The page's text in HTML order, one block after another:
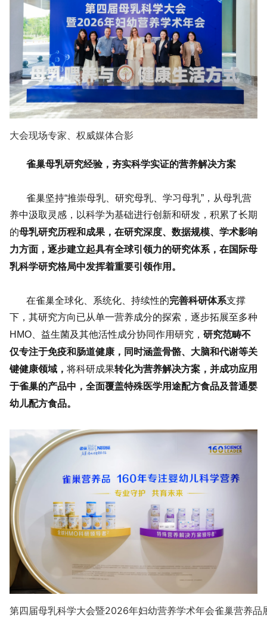
大会现场专家、权威媒体合影
雀巢母乳研究经验，夯实科学实证的营养解决方案
雀巢坚持“推崇母乳、研究母乳、学习母乳”，从母乳营
养中汲取灵感，以科学为基础进行创新和研发，积累了长期
的母乳研究历程和成果，在研究深度、数据规模、学术影响
力方面，逐步建立起具有全球引领力的研究体系，在国际母
乳科学研究格局中发挥着重要引领作用。
在雀巢全球化、系统化、持续性的完善科研体系支撑
下，其研究方向已从单一营养成分的探索，逐步拓展至多种
HMO、益生菌及其他活性成分协同作用研究， 研究范畴不
仅专注于免疫和肠道健康，同时涵盖骨骼、大脑和代谢等关
键健康领域， 将科研成果转化为营养解决方案，并成功应用
于雀巢的产品中，全面覆盖特殊医学用途配方食品及普通婴
幼儿配方食品。
第四届母乳科学大会暨2026年妇幼营养学术年会雀巢营养品